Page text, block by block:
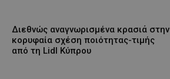
Διεθνώς αναγνωρισμένα κρασιά στην
κορυφαία σχέση ποιότητας-τιμής
από τη Lidl Κύπρου